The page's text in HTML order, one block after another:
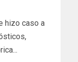
hizo caso a